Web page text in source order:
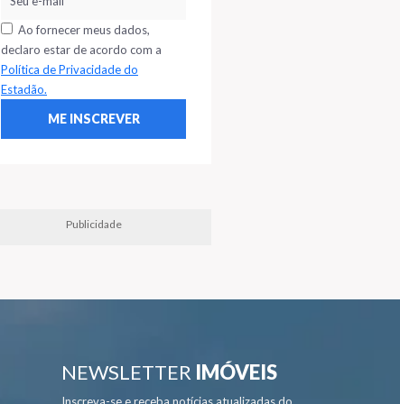
Ao fornecer meus dados,
declaro estar de acordo com a
Política de Privacidade do
Estadão.
Publicidade
NEWSLETTER IMÓVEIS